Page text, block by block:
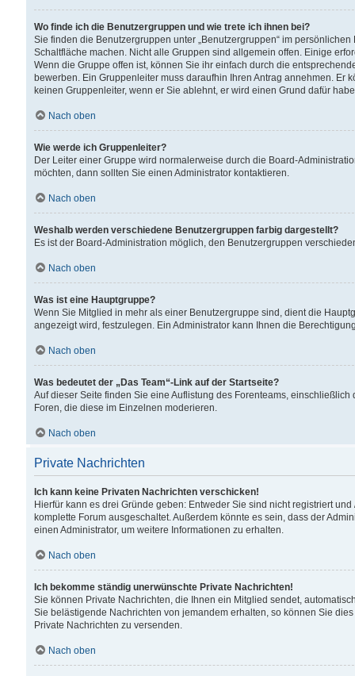
Wo finde ich die Benutzergruppen und wie trete ich ihnen bei?
Sie finden die Benutzergruppen unter „Benutzergruppen“ im
Schaltfläche machen. Nicht alle Gruppen sind allgemein offen. Einige
Wenn die Gruppe offen ist, können Sie ihr einfach durch die
bewerben. Ein Gruppenleiter muss daraufhin Ihren Antrag annehmen.
keinen Gruppenleiter, wenn er Sie ablehnt, er wird einen Grund dafür
Nach oben
Wie werde ich Gruppenleiter?
Der Leiter einer Gruppe wird normalerweise durch die Board-
möchten, dann sollten Sie einen Administrator kontaktieren.
Nach oben
Weshalb werden verschiedene Benutzergruppen farbig dargestellt?
Es ist der Board-Administration möglich, den Benutzergruppen
Nach oben
Was ist eine Hauptgruppe?
Wenn Sie Mitglied in mehr als einer Benutzergruppe sind, dient die
angezeigt wird, festzulegen. Ein Administrator kann Ihnen die
Nach oben
Was bedeutet der „Das Team“-Link auf der Startseite?
Auf dieser Seite finden Sie eine Auflistung des Forenteams,
Foren, die diese im Einzelnen moderieren.
Nach oben
Private Nachrichten
Ich kann keine Privaten Nachrichten verschicken!
Hierfür kann es drei Gründe geben: Entweder Sie sind nicht registriert
komplette Forum ausgeschaltet. Außerdem könnte es sein, dass der
einen Administrator, um weitere Informationen zu erhalten.
Nach oben
Ich bekomme ständig unerwünschte Private Nachrichten!
Sie können Private Nachrichten, die Ihnen ein Mitglied sendet,
Sie belästigende Nachrichten von jemandem erhalten, so können Sie
Private Nachrichten zu versenden.
Nach oben